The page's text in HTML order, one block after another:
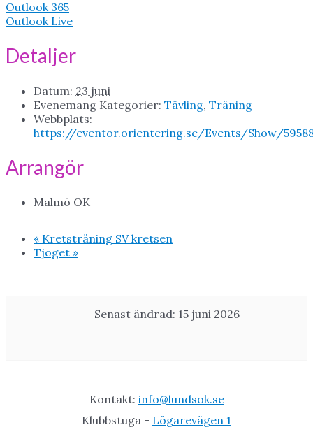
Outlook 365
Outlook Live
Detaljer
Datum: 23 juni
Evenemang Kategorier: Tävling, Träning
Webbplats:
https://eventor.orientering.se/Events/Show/
Arrangör
Malmö OK
« Kretsträning SV kretsen
Tjoget »
Senast ändrad: 15 juni 2026
Kontakt: info@lundsok.se
Klubbstuga - Lögarevägen 1